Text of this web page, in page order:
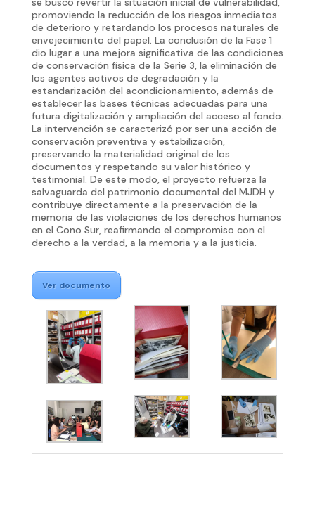
promoviendo la reducción de los riesgos inmediatos
de deterioro y retardando los procesos naturales de
envejecimiento del papel. La conclusión de la Fase 1
dio lugar a una mejora significativa de las condiciones
de conservación física de la Serie 3, la eliminación de
los agentes activos de degradación y la
estandarización del acondicionamiento, además de
establecer las bases técnicas adecuadas para una
futura digitalización y ampliación del acceso al fondo.
La intervención se caracterizó por ser una acción de
conservación preventiva y estabilización,
preservando la materialidad original de los
documentos y respetando su valor histórico y
testimonial. De este modo, el proyecto refuerza la
salvaguarda del patrimonio documental del MJDH y
contribuye directamente a la preservación de la
memoria de las violaciones de los derechos humanos
en el Cono Sur, reafirmando el compromiso con el
derecho a la verdad, a la memoria y a la justicia.
Ver documento